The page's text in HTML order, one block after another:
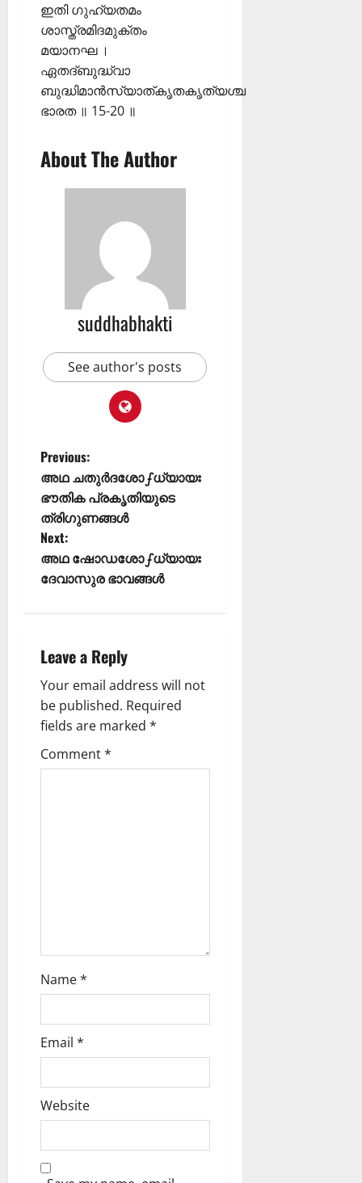
ഇതി ഗുഹ്യതമം
ശാസ്ത്രമിദമുക്തം
മയാനഘ ।
ഏതദ്ബുദ്ധ്വാ
ബുദ്ധിമാൻസ്യാത്കൃതകൃത്യശ്ച
ഭാരത ॥ 15-20 ॥
About The Author
suddhabhakti
See author's posts
Previous:
അഥ ചതുർദശോഽധ്യായഃ
ഭൗതിക പ്രകൃതിയുടെ
ത്രിഗുണങ്ങൾ
Next:
അഥ ഷോഡശോഽധ്യായഃ
ദേവാസുര ഭാവങ്ങൾ
Leave a Reply
Your email address will not
be published. Required
fields are marked *
Comment*
Name*
Email *
Website